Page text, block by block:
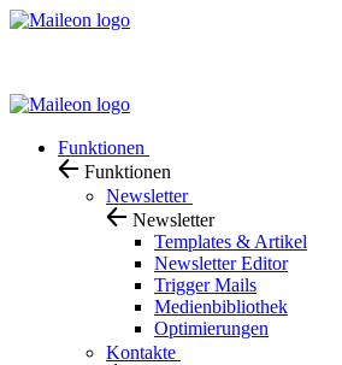
Skip
Funktionen
Funktionen
Newsletter
Newsletter
Templates & Artikel
Newsletter Editor
Trigger Mails
Medienbibliothek
Optimierungen
Kontakte